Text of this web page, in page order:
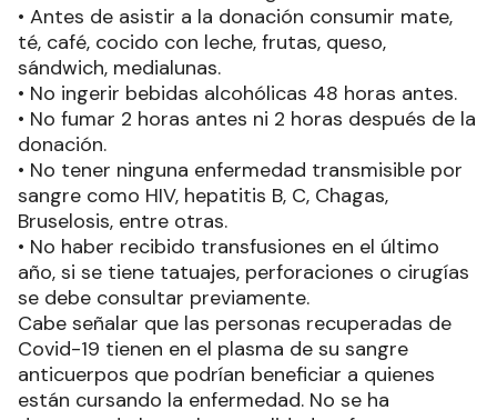
• Antes de asistir a la donación consumir mate,
té, café, cocido con leche, frutas, queso,
sándwich, medialunas.
• No ingerir bebidas alcohólicas 48 horas antes.
• No fumar 2 horas antes ni 2 horas después de la
donación.
• No tener ninguna enfermedad transmisible por
sangre como HIV, hepatitis B, C, Chagas,
Bruselosis, entre otras.
• No haber recibido transfusiones en el último
año, si se tiene tatuajes, perforaciones o cirugías
se debe consultar previamente.
Cabe señalar que las personas recuperadas de
Covid-19 tienen en el plasma de su sangre
anticuerpos que podrían beneficiar a quienes
están cursando la enfermedad. No se ha